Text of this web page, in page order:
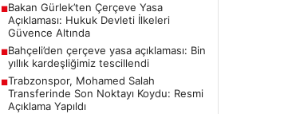
■Bakan Gürlek’ten Çerçeve Yasa
Açıklaması: Hukuk Devleti İlkeleri
Güvence Altında
■Bahçeli’den çerçeve yasa açıklaması: Bin
yıllık kardeşliğimiz tescillendi
■Trabzonspor, Mohamed Salah
Transferinde Son Noktayı Koydu: Resmi
Açıklama Yapıldı